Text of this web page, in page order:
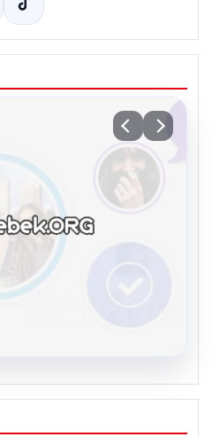
İle Çevrim içi
Ve Chat